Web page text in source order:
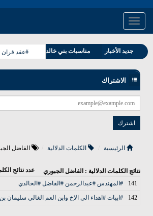
Toggle
navigation
جديد الأخبار
وفيات بني خالد
مناسبات بني خالد #عقد قران
الاشتراك
الرئيسية الكلمات الدلالية الفاضل
نتائج الكلمات الدلالية : الفاضل الجبوري عدد نتائج
141
#المهندس #عبدالرحمن #الفاضل #الخالدي
142
#ابيات #اهداء الى الاخ وابن العم الغالي سليمان